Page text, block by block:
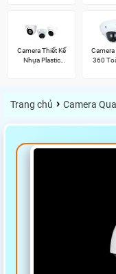
Camera Thiết Kế
Nhựa Plastic
360
Trang chủ › Camera